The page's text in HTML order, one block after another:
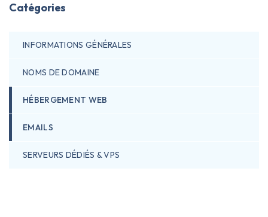
Catégories
INFORMATIONS GÉNÉRALES
NOMS DE DOMAINE
HÉBERGEMENT WEB
EMAILS
SERVEURS DÉDIÉS & VPS